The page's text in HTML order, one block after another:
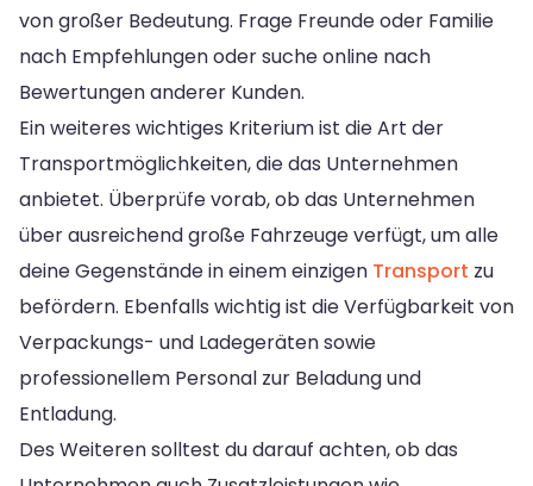
von großer Bedeutung. Frage Freunde oder Familie
nach Empfehlungen oder suche online nach
Bewertungen anderer Kunden.
Ein weiteres wichtiges Kriterium ist die Art der
Transportmöglichkeiten, die das Unternehmen
anbietet. Überprüfe vorab, ob das Unternehmen
über ausreichend große Fahrzeuge verfügt, um alle
deine Gegenstände in einem einzigen Transport zu
befördern. Ebenfalls wichtig ist die Verfügbarkeit von
Verpackungs- und Ladegeräten sowie
professionellem Personal zur Beladung und
Entladung.
Des Weiteren solltest du darauf achten, ob das